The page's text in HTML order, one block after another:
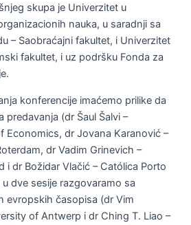
skupa je Univerzitet u
nauka, u saradnji sa
– Saobraćajni fakultet, i Univerzitet
fakultet, i uz podršku Fonda za
konferencije imaćemo prilike da
predavanja (dr Šaul Šalvi –
Economics, dr Jovana Karanović –
dr Vadim Grinevich –
i dr Božidar Vlačić – Católica Porto
dve sesije razgovaramo sa
evropskih časopisa (dr Vim
of Antwerp i dr Ching T. Liao –